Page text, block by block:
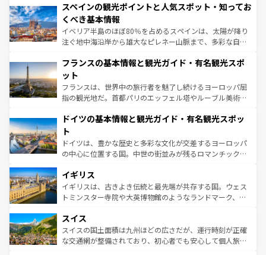
ろん、トスカーナの美しい田園風景やアマルフィ海岸の絶
景など、自然景観も見逃せない。観光の合間には、本場の
ピザやパスタなど、絶品のイタリア料理を堪能することも
できる。朝目覚めてから夜眠るまで、すべての瞬間を楽し
なお、新着のイタリア情報はコンテンツ一覧を参照してほ
しい。
スペインの観光ポイントと人気スポット・知ってお
くべき基本情報
イベリア半島のほぼ80％を占めるスペインは、太陽が降り
注ぐ地中海沿岸から雄大なピレネー山脈まで、多彩な自然
文化が根付くこの国では、情熱的なフラメンコ、熱気あふ
れる闘牛、そして美味しいタパスが生活の一部となってい
る。首都マドリードの洗練された雰囲気や、バルセロナの
アートに溢れた街角から、地方では古代ローマ遺跡や中世
せる。地方によって風土や気候が異なるスペインはその個
ンテンツ一覧 を参照してほしい。
フランスの基本情報と観光ガイド・有名観光スポ
ット
フランスは、世界中の旅行者を魅了し続けるヨーロッパ屈
指の観光地だ。首都パリのエッフェル塔やルーブル美術館
で、幅広い魅力が詰まっている。華麗な宮殿、歴史的な大
聖堂、美しいビーチ、そして豊かな自然が、訪れる者を心
から魅了する。また、フランスは美食の国としても知ら
れ、フランス料理はユネスコ無形文化遺産にも登録されて
香り高いラベンダー畑など、多彩な楽しみ方が可能だ。さ
らに、パリ以外の地域にも魅力が溢れており、どの街角に
も豊かな歴史と文化が息づいている。パリ以外の個性あふ
を参照してほしい。
ドイツの基本情報と観光ガイド・有名観光スポッ
ト
ドイツは、豊かな歴史と多彩な文化が交差するヨーロッパ
の中心に位置する国。中世の街並みが残るロマンチック街
顔を持つこの国は、どこを歩いても飽きることがない。ベ
ルリンの文化的活気、バイエルン州のアルプスの絶景、そ
してライン川沿いのワイン畑といった風景は必見。ビール
は、お酒好きな人にはぜひ体験してほしい。 なお、新着の
ドイツ情報はコンテンツ一覧を参照してほしい。
イギリス
イギリスは、古きよき伝統と最先端が共存する国。ウェス
トミンスター寺院や大英博物館のようなランドマーク、歴
リアごとに異なる魅力がある。また、優雅なアフタヌーン
ティー、ビール好きにはたまらない英国パブ、サッカー観
戦など、本場だからこそできる体験も豊富。イギリスを旅
スイス
スイスの国土面積は九州ほどの広さだが、運行時刻が正確
な交通網が整備されており、初心者でも安心して個人旅行